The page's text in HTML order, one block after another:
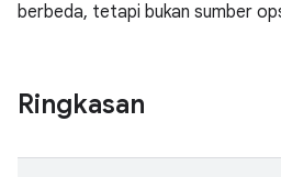
berbeda, tetapi bukan sumber
Ringkasan